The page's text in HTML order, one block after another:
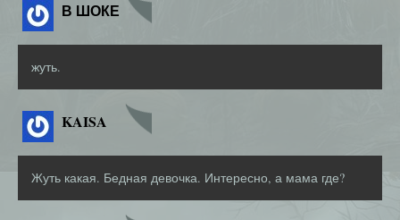
В ШОКЕ
жуть.
KAISA
Жуть какая. Бедная девочка. Интересно, а мама где?